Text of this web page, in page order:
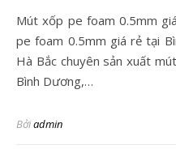
Mút xốp pe foam 0.5mm giá rẻ, công ty sản xuất mút xốp
pe foam 0.5mm giá rẻ tại
Hà Bắc chuyên sản xuất
Bình Dương,…
Bởiadmin